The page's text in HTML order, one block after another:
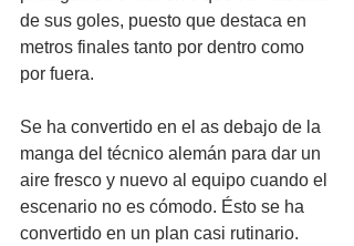
de sus goles, puesto que destaca en
metros finales tanto por dentro como
por fuera.
Se ha convertido en el as debajo de la
manga del técnico alemán para dar un
aire fresco y nuevo al equipo cuando el
escenario no es cómodo. Ésto se ha
convertido en un plan casi rutinario.